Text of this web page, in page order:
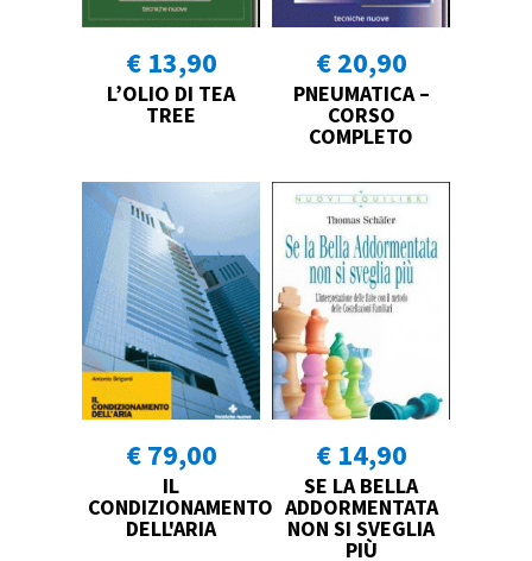
€ 13,90
L’OLIO DI TEA
TREE
€ 20,90
PNEUMATICA –
CORSO
COMPLETO
€ 79,00
IL
CONDIZIONAMENTO
DELL'ARIA
€ 14,90
SE LA BELLA
ADDORMENTATA
NON SI SVEGLIA
PIÙ